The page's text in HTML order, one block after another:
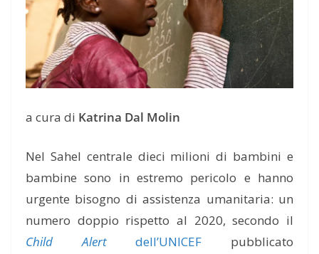
a cura di Katrina Dal Molin
Nel Sahel centrale dieci milioni di bambini e
bambine sono in estremo pericolo e hanno
urgente bisogno di assistenza umanitaria: un
numero doppio rispetto al 2020, secondo il
Child Alertdell’UNICEF pubblicato